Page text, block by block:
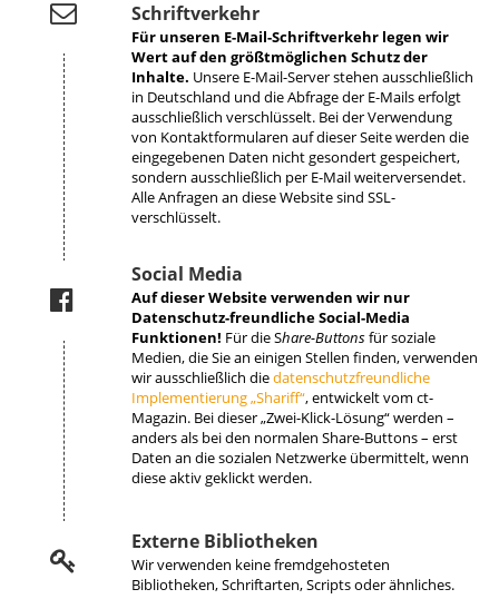
Schriftverkehr
Für unseren E-Mail-Schriftverkehr legen wir
Wert auf den größtmöglichen Schutz der
Inhalte. Unsere E-Mail-Server stehen ausschließlich
in Deutschland und die Abfrage der E-Mails erfolgt
ausschließlich verschlüsselt. Bei der Verwendung
von Kontaktformularen auf dieser Seite werden die
eingegebenen Daten nicht gesondert gespeichert,
sondern ausschließlich per E-Mail weiterversendet.
Alle Anfragen an diese Website sind SSL-
verschlüsselt.
Social Media
Auf dieser Website verwenden wir nur
Datenschutz-freundliche Social-Media
Funktionen! Für die Share-Buttonsfür soziale
Medien, die Sie an einigen Stellen finden, verwenden
wir ausschließlich diedatenschutzfreundliche
Implementierung „Shariff“, entwickelt vom ct-
Magazin. Bei dieser „Zwei-Klick-Lösung“ werden –
anders als bei den normalen Share-Buttons – erst
Daten an die sozialen Netzwerke übermittelt, wenn
diese aktiv geklickt werden.
Externe Bibliotheken
Wir verwenden keine fremdgehosteten
Bibliotheken, Schriftarten, Scripts oder ähnliches.